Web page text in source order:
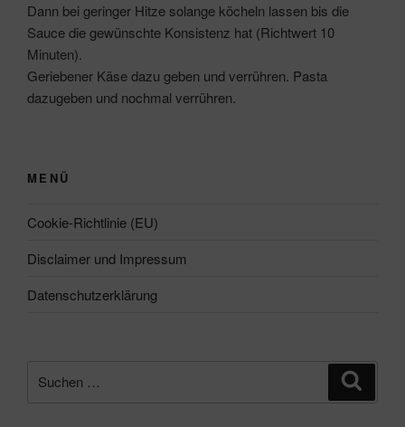
Dann bei geringer Hitze solange köcheln lassen bis die
Sauce die gewünschte Konsistenz hat (Richtwert 10
Minuten).
Geriebener Käse dazu geben und verrühren. Pasta
dazugeben und nochmal verrühren.
MENÜ
Cookie-Richtlinie (EU)
Disclaimer und Impressum
Datenschutzerklärung
nach: